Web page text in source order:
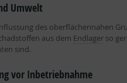
Umwelt
des oberflächennahen
aus dem Endlagerso
sind.
vor Inbetriebnahme